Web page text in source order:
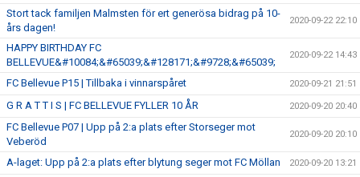
Stort tack familjen Malmsten för ert generösa bidrag på 10-
års dagen!
2020-09-22 22:10
HAPPY BIRTHDAY FC
BELLEVUE&#10084;&#65039;&#128171;&#9728;&#65039;
2020-09-22 14:43
FC Bellevue P15 | Tillbaka i vinnarspåret 2020-09-21 21:51
G R A T T I S | FC BELLEVUE FYLLER 10 ÅR 2020-09-20 20:40
FC Bellevue P07 | Upp på 2:a plats efter Storseger mot
Veberöd
2020-09-20 20:10
A-laget: Upp på 2:a plats efter blytung seger mot FC Möllan 2020-09-20 13:21